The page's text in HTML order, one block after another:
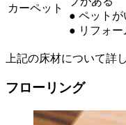
カーペット
● ペット
● リフォー
上記の床材について詳
フローリング